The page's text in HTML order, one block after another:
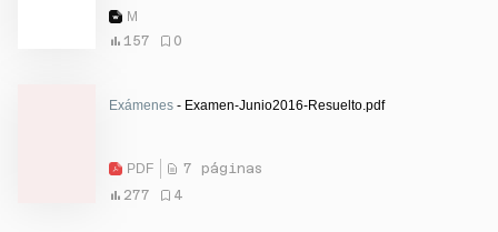
M
157
0
Exámenes - Examen-Junio2016-Resuelto.pdf
PDF
7 páginas
277
4